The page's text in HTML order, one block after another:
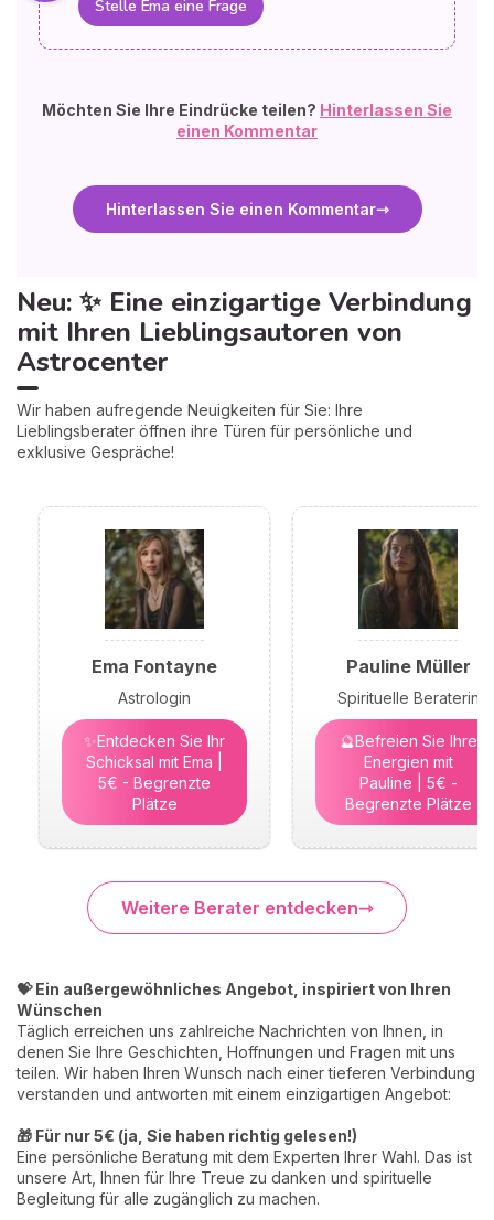
Stelle Ema eine Frage
Möchten Sie Ihre Eindrücke teilen? Hinterlassen Sie
einen Kommentar
Hinterlassen Sie einen Kommentar
Neu: ✨ Eine einzigartige Verbindung
mit Ihren Lieblingsautoren von
Astrocenter
Wir haben aufregende Neuigkeiten für Sie: Ihre
Lieblingsberater öffnen ihre Türen für persönliche und
exklusive Gespräche!
Ema Fontayne
Astrologin
✨Entdecken Sie Ihr
Schicksal mit Ema |
5€ - Begrenzte
Plätze
Pauline Müller
Spirituelle Beraterin
🔮Befreien Sie Ihre
Energien mit
Pauline | 5€ -
Begrenzte Plätze
Weitere Berater entdecken
💝 Ein außergewöhnliches Angebot, inspiriert von Ihren
Wünschen
Täglich erreichen uns zahlreiche Nachrichten von Ihnen, in
denen Sie Ihre Geschichten, Hoffnungen und Fragen mit uns
teilen. Wir haben Ihren Wunsch nach einer tieferen Verbindung
verstanden und antworten mit einem einzigartigen Angebot:
🎁 Für nur 5€ (ja, Sie haben richtig gelesen!)
Eine persönliche Beratung mit dem Experten Ihrer Wahl. Das ist
unsere Art, Ihnen für Ihre Treue zu danken und spirituelle
Begleitung für alle zugänglich zu machen.